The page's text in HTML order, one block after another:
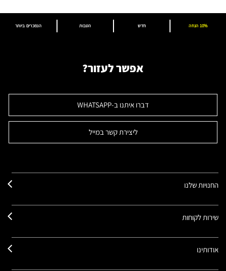
הנמכרים ביותר הטבות חדש 10% הנחה
אפשר לעזור?
דברו איתנו ב-WHATSAPP
ליצירת קשר במייל
החנויות שלנו
שירות לקוחות
אודותינו